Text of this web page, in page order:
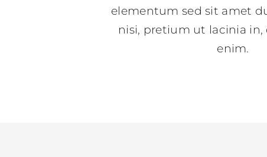
elementum sed sit amet
nisi, pretium ut lacinia
enim.